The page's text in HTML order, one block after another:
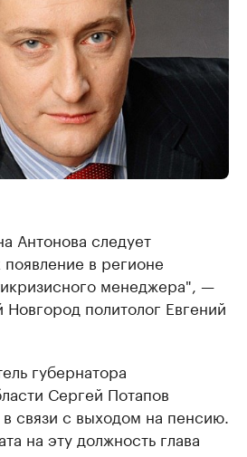
Антонова следует
в регионе
менеджера", —
политолог Евгений
губернатора
Сергей Потапов
связи с выходом на пенсию.
на эту должность глава